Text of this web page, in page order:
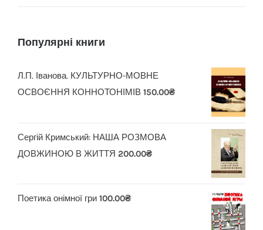
Популярні книги
Л.П. Іванова. КУЛЬТУРНО-МОВНЕ
ОСВОЄННЯ КОННОТОНІМІВ 150.00₴
Сергій Кримський: НАША РОЗМОВА
ДОВЖИНОЮ В ЖИТТЯ 200.00₴
Поетика онімної гри 100.00₴